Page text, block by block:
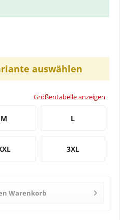
auswählen
Größentabelle anzeigen
M L
3XL
Warenkorb